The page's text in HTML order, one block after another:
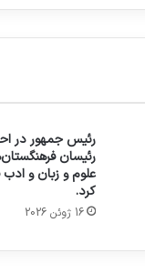
رئیس جمهور در
رئیسان
علوم و زبان و
کرد.
16 ژوئن 2026